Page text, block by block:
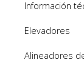
Información
Elevadores
Alineadores